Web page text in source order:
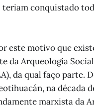
teriam conquistado
este motivo que
da Arqueologia
da qual faço parte.
na década
marxista da